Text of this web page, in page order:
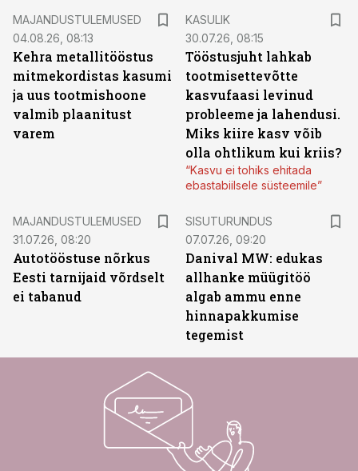
MAJANDUSTULEMUSED
04.08.26, 08:13
Kehra metallitööstus
mitmekordistas kasumi
ja uus tootmishoone
valmib plaanitust
varem
KASULIK
30.07.26, 08:15
Tööstusjuht lahkab
tootmisettevõtte
kasvufaasi levinud
probleeme ja lahendusi.
Miks kiire kasv võib
olla ohtlikum kui kriis?
“Kasvu ei tohiks ehitada
ebastabiilsele süsteemile”
MAJANDUSTULEMUSED
31.07.26, 08:20
Autotööstuse nõrkus
Eesti tarnijaid võrdselt
ei tabanud
SISUTURUNDUS
07.07.26, 09:20
Danival MW: edukas
allhanke müügitöö
algab ammu enne
hinnapakkumise
tegemist